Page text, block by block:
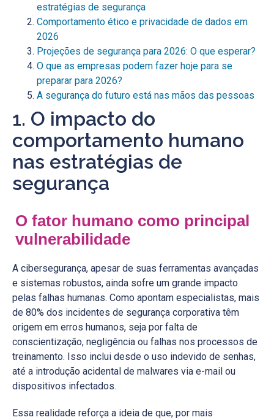
estratégias de segurança
Comportamento ético e privacidade de dados em
2026
Projeções de segurança para 2026: O que esperar?
O que as empresas podem fazer hoje para se
preparar para 2026?
A segurança do futuro está nas mãos das pessoas
1. O impacto do
comportamento humano
nas estratégias de
segurança
O fator humano como principal
vulnerabilidade
A cibersegurança, apesar de suas ferramentas avançadas
e sistemas robustos, ainda sofre um grande impacto
pelas falhas humanas. Como apontam especialistas, mais
de 80% dos incidentes de segurança corporativa têm
origem em erros humanos, seja por falta de
conscientização, negligência ou falhas nos processos de
treinamento. Isso inclui desde o uso indevido de senhas,
até a introdução acidental de malwares via e-mail ou
dispositivos infectados.
Essa realidade reforça a ideia de que, por mais